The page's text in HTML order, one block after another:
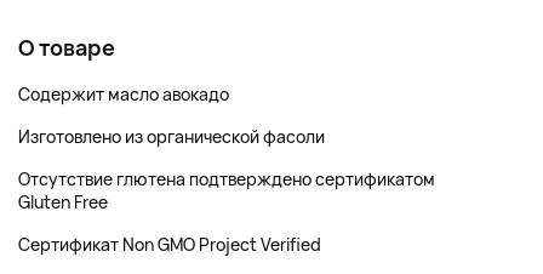
О товаре
Содержит масло авокадо
Изготовлено из органической фасоли
Отсутствие глютена подтверждено сертификатом
Gluten Free
Сертификат Non GMO Project Verified